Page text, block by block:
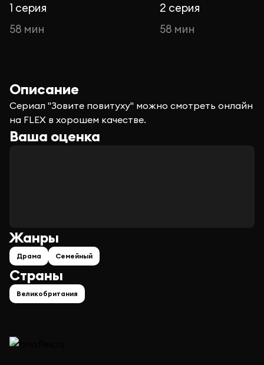
1 серия
58 мин
2 серия
58 мин
Описание
Сериал "Зовите повитуху" можно смотреть онлайн
на FLEX в хорошем качестве.
Ваша оценка
Страны
Великобритания
Жанры
Драма Семейный